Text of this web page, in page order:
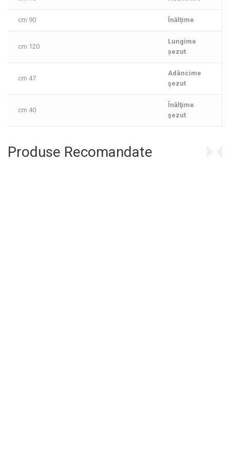
Înălțime
90 cm
Lungime
șezut
120 cm
Adâncime
şezut
47 cm
Înălţime
şezut
40 cm
Produse Recomandate